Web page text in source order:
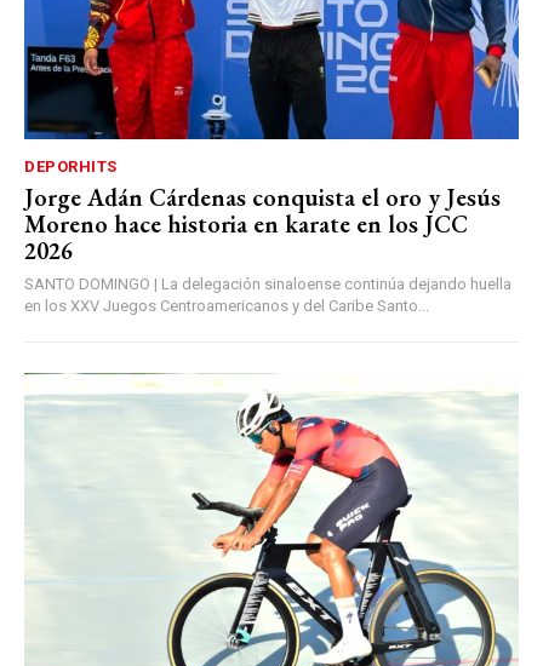
DEPORHITS
Jorge Adán Cárdenas conquista el oro y Jesús
Moreno hace historia en karate en los JCC
2026
SANTO DOMINGO | La delegación sinaloense continúa dejando huella
en los XXV Juegos Centroamericanos y del Caribe Santo...